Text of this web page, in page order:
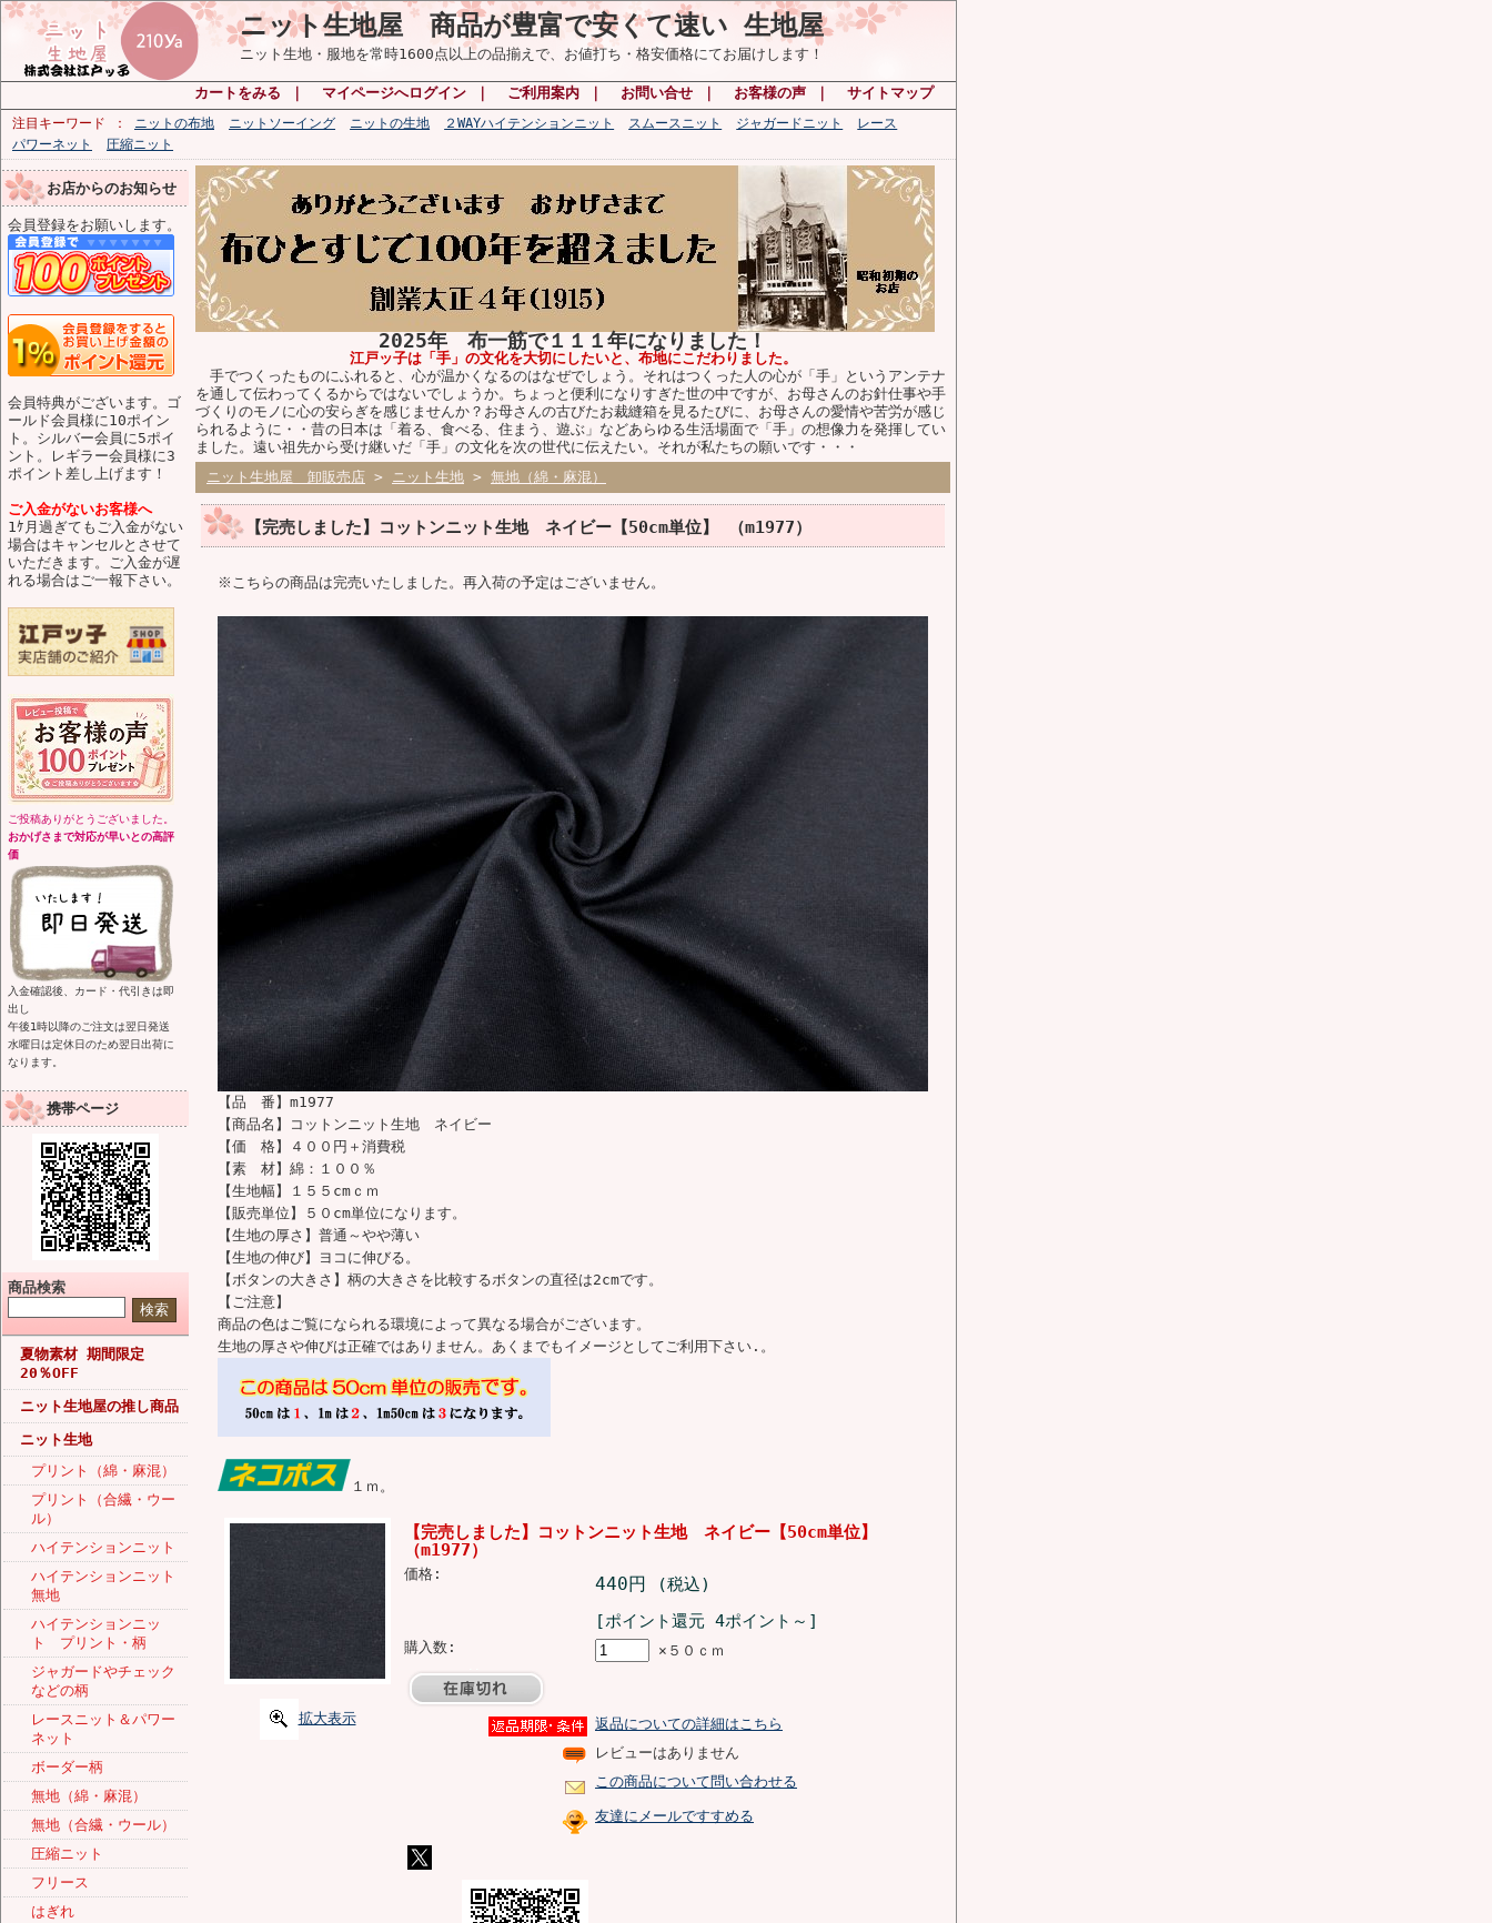
ニット生地屋 商品が豊富で安くて速い 生地屋
ニット生地・服地を常時1600点以上の品揃えで、お値打ち・格安価格にてお届けします！
カートをみる マイページへログイン ご利用案内 お問い合せ お客様の声 サイトマップ
注目キーワード ニットの布地 ニットソーイング ニットの生地 ２WAYハイテンションニット スムースニット ジャガードニット
レース
パワーネット
圧縮ニット
お店からのお知らせ
会員登録をお願いします。
会員特典がございます。ゴ
ールド会員様に10ポイン
ト。シルバー会員に5ポイ
ント。レギラー会員様に3
ポイント差し上げます！
ご入金がないお客様へ
1ｹ月過ぎてもご入金がない
場合はキャンセルとさせて
いただきます。ご入金が遅
れる場合はご一報下さい。
ご投稿ありがとうございました。
おかげさまで対応が早いとの高評
価
入金確認後、カード・代引きは即
出し
午後1時以降のご注文は翌日発送
水曜日は定休日のため翌日出荷に
なります。
携帯ページ
商品検索
夏物素材 期間限定
20％OFF
ニット生地屋の推し商品
ニット生地
プリント（綿・麻混）
プリント（合繊・ウー
ル）
ハイテンションニット
ハイテンションニット
無地
ハイテンションニッ
ト プリント・柄
ジャガードやチェック
などの柄
レースニット＆パワー
ネット
ボーダー柄
無地（綿・麻混）
無地（合繊・ウール）
圧縮ニット
フリース
はぎれ
2025年 布一筋で１１１年になりました！
江戸ッ子は「手」の文化を大切にしたいと、布地にこだわりました。
手でつくったものにふれると、心が温かくなるのはなぜでしょう。それはつくった人の心が「手」というアンテナ
を通して伝わってくるからではないでしょうか。ちょっと便利になりすぎた世の中ですが、お母さんのお針仕事や手
づくりのモノに心の安らぎを感じませんか？お母さんの古びたお裁縫箱を見るたびに、お母さんの愛情や苦労が感じ
られるように・・昔の日本は「着る、食べる、住まう、遊ぶ」などあらゆる生活場面で「手」の想像力を発揮してい
ました。遠い祖先から受け継いだ「手」の文化を次の世代に伝えたい。それが私たちの願いです・・・
ニット生地屋 卸販売店 > ニット生地 > 無地（綿・麻混）
【完売しました】コットンニット生地 ネイビー【50cm単位】 （m1977）
※こちらの商品は完売いたしました。再入荷の予定はございません。
【品 番】m1977
【商品名】コットンニット生地 ネイビー
【価 格】４００円＋消費税
【素 材】綿：１００％
【生地幅】１５５cmｃｍ
【販売単位】５０cm単位になります。
【生地の厚さ】普通～やや薄い
【生地の伸び】ヨコに伸びる。
【ボタンの大きさ】柄の大きさを比較するボタンの直径は2cmです。
【ご注意】
商品の色はご覧になられる環境によって異なる場合がございます。
生地の厚さや伸びは正確ではありません。あくまでもイメージとしてご利用下さい.。
１ｍ。
拡大表示
【完売しました】コットンニット生地 ネイビー【50cm単位】
（m1977）
価格: 440円
(税込)
[ポイント還元 4ポイント～]
購入数: ×５０ｃｍ
返品についての詳細はこちら
レビューはありません
この商品について問い合わせる
友達にメールですすめる